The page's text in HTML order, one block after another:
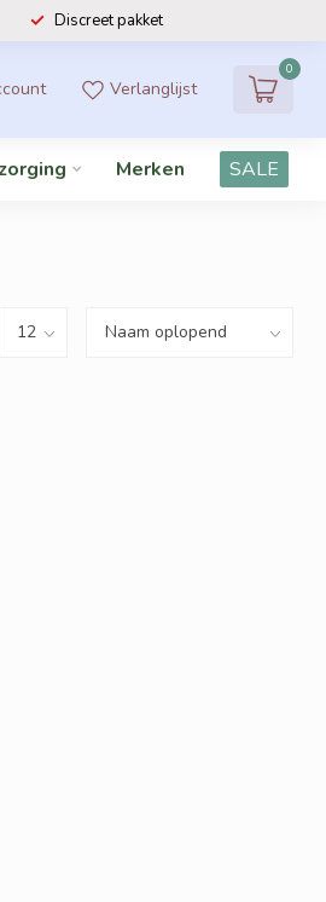
Discreet pakket
Verlanglijst
0
Merken SALE